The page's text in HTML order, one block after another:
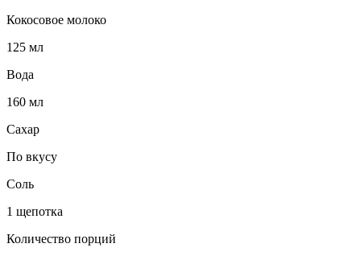
Кокосовое молоко
125 мл
Вода
160 мл
Сахар
По вкусу
Соль
1 щепотка
Количество порций